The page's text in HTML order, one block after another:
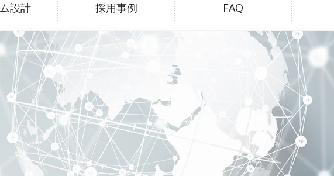
高電流
設計 採用事例 FAQ